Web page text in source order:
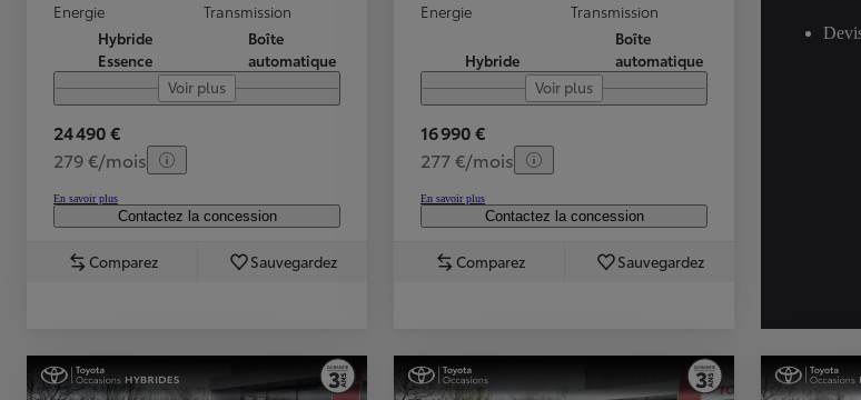
Energie
Hybride
Essence
Transmission
Boîte
automatique
Voir plus
24 490 €
279 €/mois
En savoir plus
Contactez la concession
Comparez Sauvegardez
Energie
Hybride
Transmission
Boîte
automatique
Voir plus
16 990 €
277 €/mois
En savoir plus
Contactez la concession
Comparez Sauvegardez